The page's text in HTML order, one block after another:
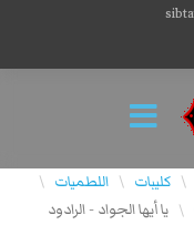
\ كليبات \ اللطميات \
\ يا أيها الجواد - الرادود